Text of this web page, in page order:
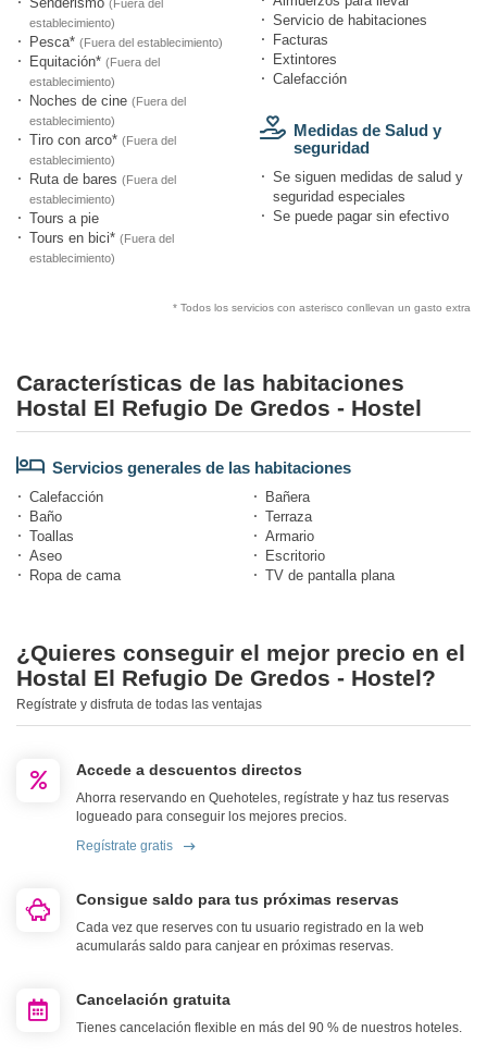
(Fuera del
establecimiento)
Pesca* (Fuera del establecimiento)
Equitación* (Fuera del
establecimiento)
Noches de cine (Fuera del
establecimiento)
Tiro con arco* (Fuera del
establecimiento)
Ruta de bares (Fuera del
establecimiento)
Tours a pie
Tours en bici* (Fuera del
establecimiento)
Servicio de habitaciones
Facturas
Extintores
Calefacción
Medidas de Salud y
seguridad
Se siguen medidas de salud y
seguridad especiales
Se puede pagar sin efectivo
* Todos los servicios con asterisco conllevan un gasto extra
Características de las habitaciones
Hostal El Refugio De Gredos - Hostel
Servicios generales de las habitaciones
Calefacción
Bañera
Baño
Terraza
Toallas
Armario
Aseo
Escritorio
Ropa de cama
TV de pantalla plana
¿Quieres conseguir el mejor precio en el
Hostal El Refugio De Gredos - Hostel?
Regístrate y disfruta de todas las ventajas
Accede a descuentos directos
Ahorra reservando en Quehoteles, regístrate y haz tus reservas
logueado para conseguir los mejores precios.
Regístrate gratis
Consigue saldo para tus próximas reservas
Cada vez que reserves con tu usuario registrado en la web
acumularás saldo para canjear en próximas reservas.
Cancelación gratuita
Tienes cancelación flexible en más del 90 % de nuestros hoteles.